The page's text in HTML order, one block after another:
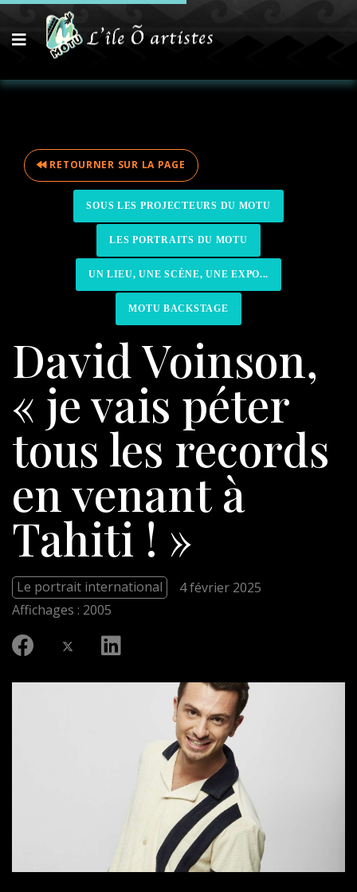
RETOURNER SUR LA PAGE
SOUS LES PROJECTEURS DU MOTU
LES PORTRAITS DU MOTU
UN LIEU, UNE SCÈNE, UNE EXPO...
MOTU BACKSTAGE
David Voinson,
« je vais péter
tous les records
en venant à
Tahiti ! »
Le portrait international
4 février 2025
Affichages : 2005